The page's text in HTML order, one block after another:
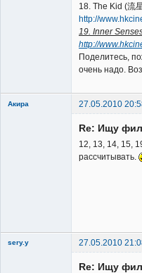
18. The Kid (流
http://
19. Inner
http://
Поделитесь,
очень надо.
Акира 27.05.2010
Re: Ищу
12, 13, 14, 15,
рассчитывать.
sery.y 27.05.2010
Re: Ищу